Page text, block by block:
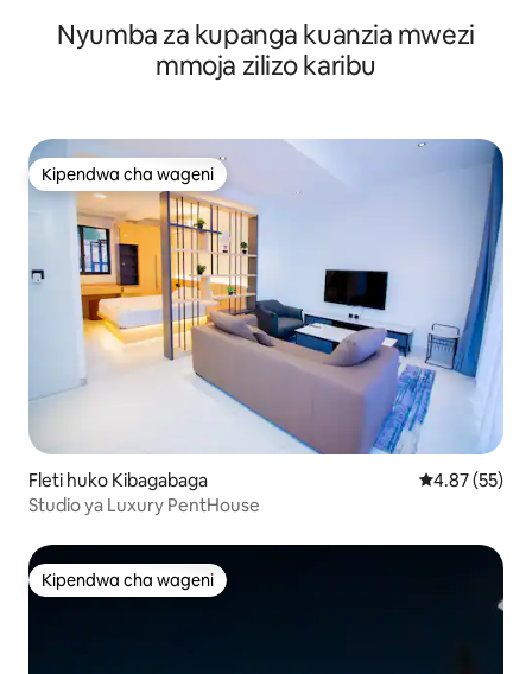
Nyumba za kupanga kuanzia mwezi
mmoja zilizo karibu
Kipendwa cha wageni
Kipendwa cha wageni
Fleti huko Kibagabaga Ukadiriaji wa
4.87 (55)
Studio ya Luxury PentHouse
Kipendwa cha wageni
Kipendwa cha wageni